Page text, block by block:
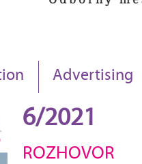
Advertising
6/2021
ROZHOVOR